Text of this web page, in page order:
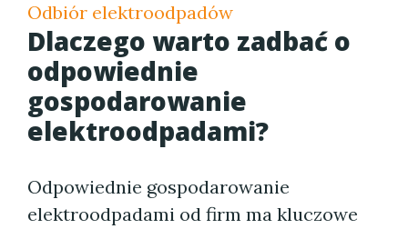
Odbiór elektroodpadów
Dlaczego warto zadbać o
odpowiednie
gospodarowanie
elektroodpadami?
Odpowiednie gospodarowanie
elektroodpadami od firm ma kluczowe